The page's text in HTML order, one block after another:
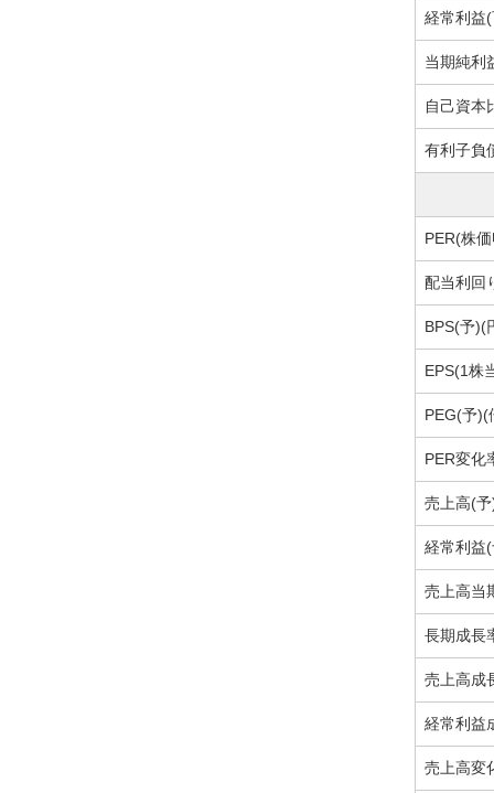
経常利益
当期純利
自己資本
有利子負
PER(株
配当利回
BPS(予)(
EPS(1株
PEG(予)(
PER変化
売上高(
経常利益
売上高当
長期成長
売上高成
経常利益
売上高変